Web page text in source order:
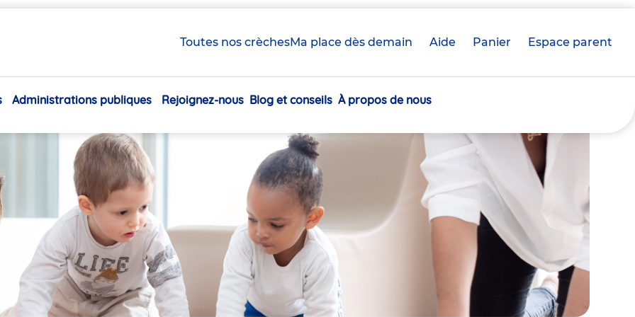
Toutes nos crèchesMa place dès demain Aide Panier crèche(s)
Espace parent
Navigation
Administrations publiques Rejoignez-nous Blog et conseils À propos de nous